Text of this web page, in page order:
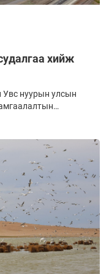
хийж
Увс нуурын улсын